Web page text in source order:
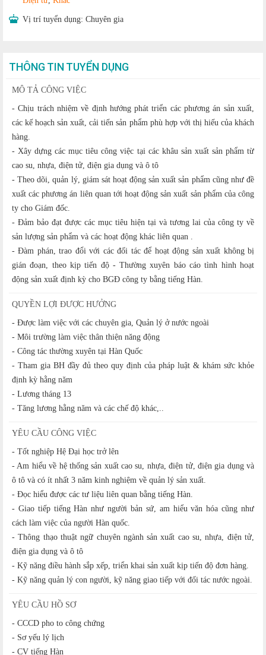
Vị trí tuyển dụng: Chuyên gia
THÔNG TIN TUYỂN DỤNG
MÔ TẢ CÔNG VIỆC
- Chịu trách nhiệm về định hướng phát triển các phương án sản xuất,
các kế hoạch sản xuất, cải tiến sản phẩm phù hợp với thị hiếu của khách
hàng.
- Xây dựng các mục tiêu công việc tại các khâu sản xuất sản phẩm từ
cao su, nhựa, điện tử, điện gia dụng và ô tô
- Theo dõi, quản lý, giám sát hoạt động sản xuất sản phẩm cũng như đề
xuất các phương án liên quan tới hoạt động sản xuất sản phẩm của công
ty cho Giám đốc.
- Đảm bảo đạt được các mục tiêu hiện tại và tương lai của công ty về
sản lượng sản phẩm và các hoạt động khác liên quan .
- Đàm phán, trao đổi với các đối tác để hoạt động sản xuất không bị
gián đoạn, theo kịp tiến độ - Thường xuyên báo cáo tình hình hoạt
động sản xuất định kỳ cho BGĐ công ty bằng tiếng Hàn.
QUYỀN LỢI ĐƯỢC HƯỞNG
- Được làm việc với các chuyên gia, Quản lý ở nước ngoài
- Môi trường làm việc thân thiện năng động
- Công tác thường xuyên tại Hàn Quốc
- Tham gia BH đầy đủ theo quy định của pháp luật & khám sức khỏe
định kỳ hằng năm
- Lương tháng 13
- Tăng lương hằng năm và các chế độ khác,..
YÊU CẦU CÔNG VIỆC
- Tốt nghiệp Hệ Đại học trở lên
- Am hiểu về hệ thống sản xuất cao su, nhựa, điện tử, điện gia dụng và
ô tô và có ít nhất 3 năm kinh nghiệm về quản lý sản xuất.
- Đọc hiểu được các tư liệu liên quan bằng tiếng Hàn.
- Giao tiếp tiếng Hàn như người bản sứ, am hiểu văn hóa cũng như
cách làm việc của người Hàn quốc.
- Thông thạo thuật ngữ chuyên ngành sản xuất cao su, nhựa, điện tử,
điện gia dụng và ô tô
- Kỹ năng điều hành sắp xếp, triển khai sản xuất kịp tiến độ đơn hàng.
- Kỹ năng quản lý con người, kỹ năng giao tiếp với đối tác nước ngoài.
YÊU CẦU HỒ SƠ
- CCCD pho to công chứng
- Sơ yếu lý lịch
- CV tiếng Hàn